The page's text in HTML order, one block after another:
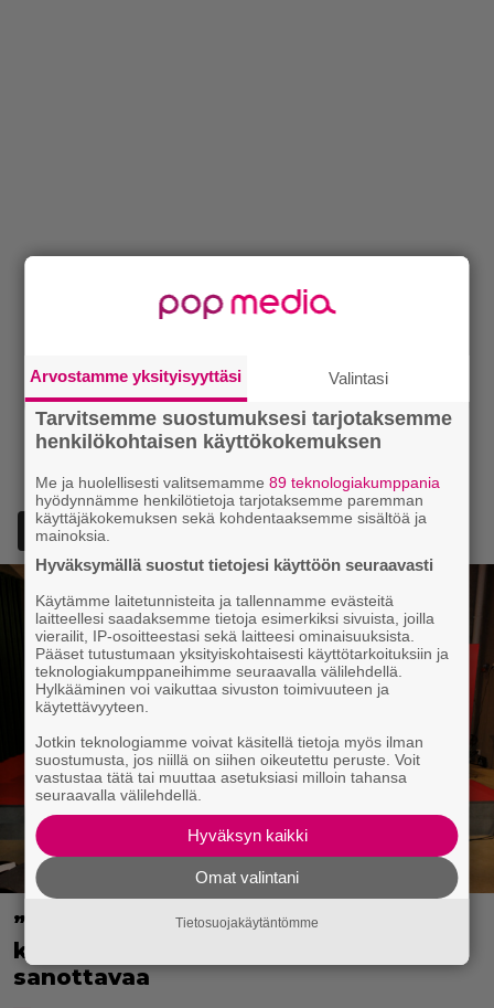
Lisää Episodi Googlen suosituksi lähteeksi
”Että semmonen sirkus” – TTK-
kilpailijat julkistettiin ja kansalla on
sanottavaa
Arvostamme yksityisyyttäsi Valintasi
Tarvitsemme suostumuksesi tarjotaksemme
henkilökohtaisen käyttökokemuksen
Me ja huolellisesti valitsemamme89 teknologiakumppania
hyödynnämme henkilötietoja tarjotaksemme paremman
käyttäjäkokemuksen sekä kohdentaaksemme sisältöä ja
mainoksia.
Hyväksymällä suostut tietojesi käyttöön seuraavasti
Käytämme laitetunnisteita ja tallennamme evästeitä
laitteellesi saadaksemme tietoja esimerkiksi sivuista, joilla
vierailit, IP-osoitteestasi sekä laitteesi ominaisuuksista.
Pääset tutustumaan yksityiskohtaisesti käyttötarkoituksiin ja
teknologiakumppaneihimme seuraavalla välilehdellä.
Hylkääminen voi vaikuttaa sivuston toimivuuteen ja
käytettävyyteen.
Jotkin teknologiamme voivat käsitellä tietoja myös ilman
suostumusta, jos niillä on siihen oikeutettu peruste. Voit
vastustaa tätä tai muuttaa asetuksiasi milloin tahansa
seuraavalla välilehdellä.
Hyväksyn kaikki
Omat valintani
Tietosuojakäytäntömme